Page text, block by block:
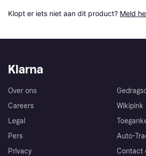
Klopt er iets niet aan dit product? Meld
Klarna
Over ons
Careers
Legal
Pers
Privacy
Wikipink
Auto-
Contact